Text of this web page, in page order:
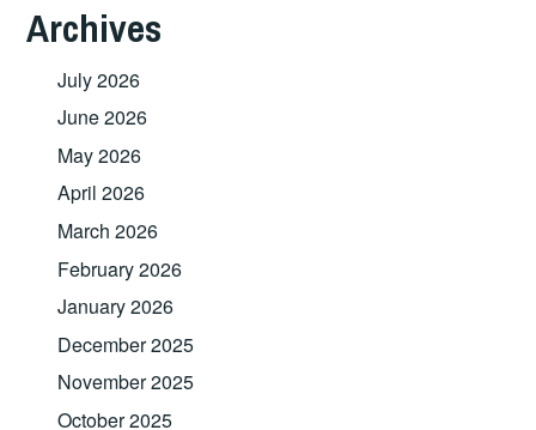
Archives
July 2026
June 2026
May 2026
April 2026
March 2026
February 2026
January 2026
December 2025
November 2025
October 2025